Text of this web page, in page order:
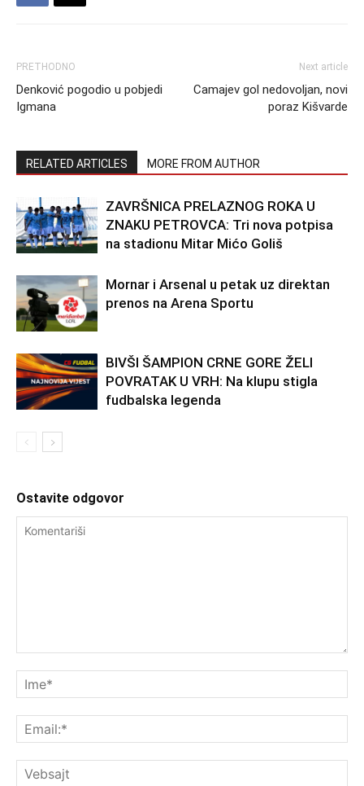
PRETHODNO
Denković pogodio u pobjedi
Igmana
Next article
Camajev gol nedovoljan, novi
poraz Kišvarde
RELATED ARTICLES MORE FROM AUTHOR
ZAVRŠNICA PRELAZNOG ROKA U
ZNAKU PETROVCA: Tri nova potpisa
na stadionu Mitar Mićo Goliš
Mornar i Arsenal u petak uz direktan
prenos na Arena Sportu
BIVŠI ŠAMPION CRNE GORE ŽELI
POVRATAK U VRH: Na klupu stigla
fudbalska legenda
Ostavite odgovor